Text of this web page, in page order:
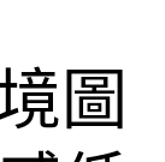
圖